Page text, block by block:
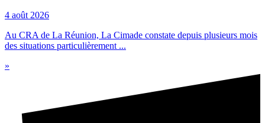
4 août 2026
Au CRA de La Réunion, La Cimade constate depuis plusieurs mois
des situations particulièrement ...
»